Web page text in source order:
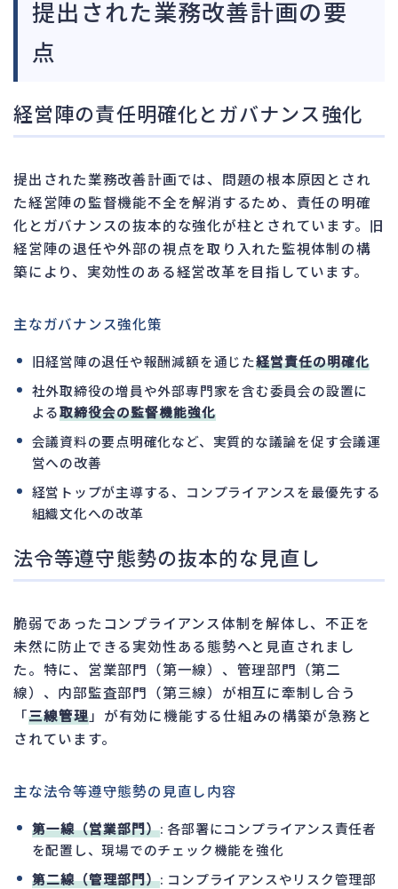
提出された業務改善計画の要
点
経営陣の責任明確化とガバナンス強化
提出された業務改善計画では、問題の根本原因とされ
た経営陣の監督機能不全を解消するため、責任の明確
化とガバナンスの抜本的な強化が柱とされています。旧
経営陣の退任や外部の視点を取り入れた監視体制の構
築により、実効性のある経営改革を目指しています。
主なガバナンス強化策
旧経営陣の退任や報酬減額を通じた経営責任の明確化
社外取締役の増員や外部専門家を含む委員会の設置に
よる取締役会の監督機能強化
会議資料の要点明確化など、実質的な議論を促す会議運
営への改善
経営トップが主導する、コンプライアンスを最優先する
組織文化への改革
法令等遵守態勢の抜本的な見直し
脆弱であったコンプライアンス体制を解体し、不正を
未然に防止できる実効性ある態勢へと見直されまし
た。特に、営業部門（第一線）、管理部門（第二
線）、内部監査部門（第三線）が相互に牽制し合う
「三線管理」が有効に機能する仕組みの構築が急務と
されています。
主な法令等遵守態勢の見直し内容
第一線（営業部門）: 各部署にコンプライアンス責任者
を配置し、現場でのチェック機能を強化
第二線（管理部門）: コンプライアンスやリスク管理部